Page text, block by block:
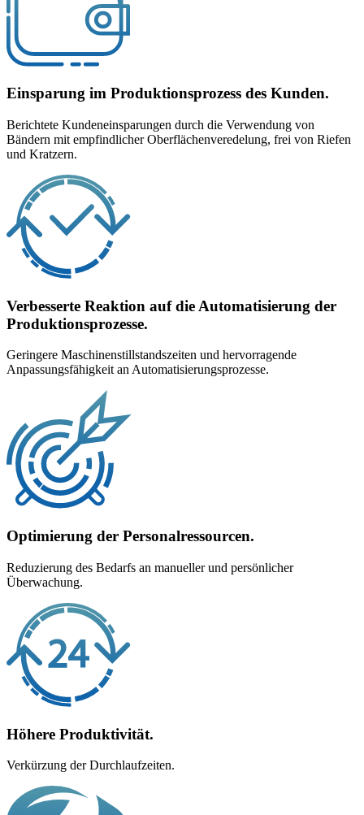
Einsparung im Produktionsprozess des Kunden.
Berichtete Kundeneinsparungen durch die Verwendung von
Bändern mit empfindlicher Oberflächenveredelung, frei von Riefen
und Kratzern.
Verbesserte Reaktion auf die Automatisierung der
Produktionsprozesse.
Geringere Maschinenstillstandszeiten und hervorragende
Anpassungsfähigkeit an Automatisierungsprozesse.
Optimierung der Personalressourcen.
Reduzierung des Bedarfs an manueller und persönlicher
Überwachung.
Höhere Produktivität.
Verkürzung der Durchlaufzeiten.